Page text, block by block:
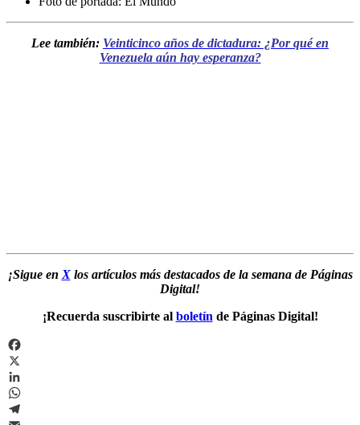
Lee también: Veinticinco años de dictadura: ¿Por qué en
Venezuela aún hay esperanza?
¡Sigue en Xlos artículos más destacados de la semana de Páginas
Digital!
¡Recuerda suscribirte al boletín de Páginas Digital!
Facebook
X
LinkedIn
WhatsApp